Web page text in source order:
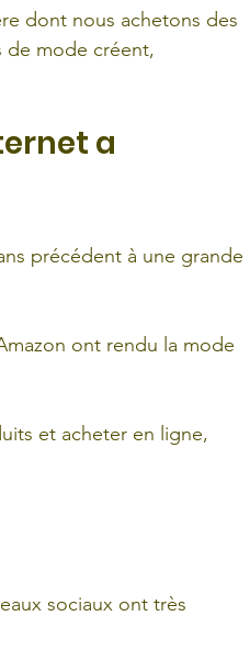
dont nous achetons des
de mode créent,
a
précédent à une grande
ont rendu la mode
et acheter en ligne,
sociaux ont très